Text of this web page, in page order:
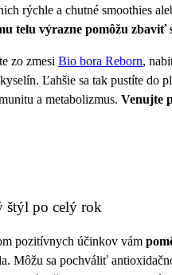
rýchle a chutné smoothies
telu výrazne pomôžu zbaviť
zo zmesi Bio bora Reborn,
Ľahšie sa tak pustíte do
a metabolizmus. Venujte
štýl po celý rok
pozitívnych účinkov vám
Môžu sa pochváliť